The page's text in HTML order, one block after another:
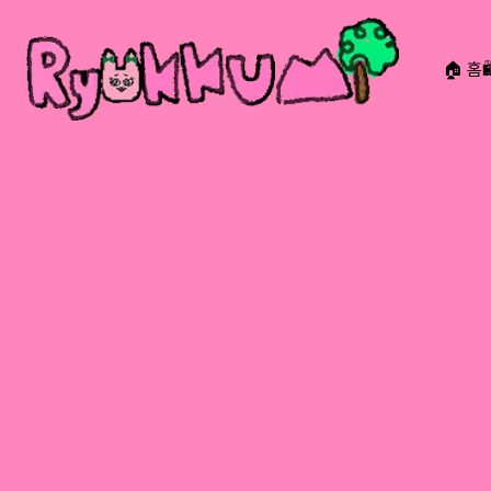
RYOKKUMi 🏠 홈